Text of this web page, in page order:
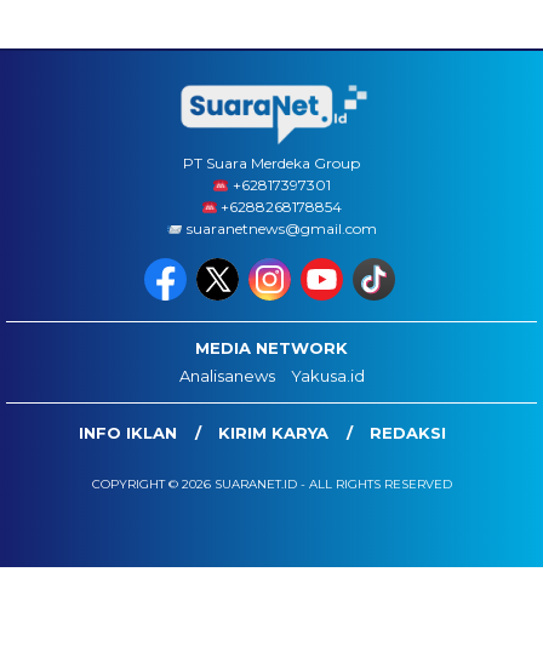
PT Suara Merdeka Group
‪+62817397301
+6288268178854
suaranetnews@gmail.com
MEDIA NETWORK
Analisanews
Yakusa.id
INFO IKLAN KIRIM KARYA REDAKSI
COPYRIGHT © 2026 SUARANET.ID - ALL RIGHTS RESERVED